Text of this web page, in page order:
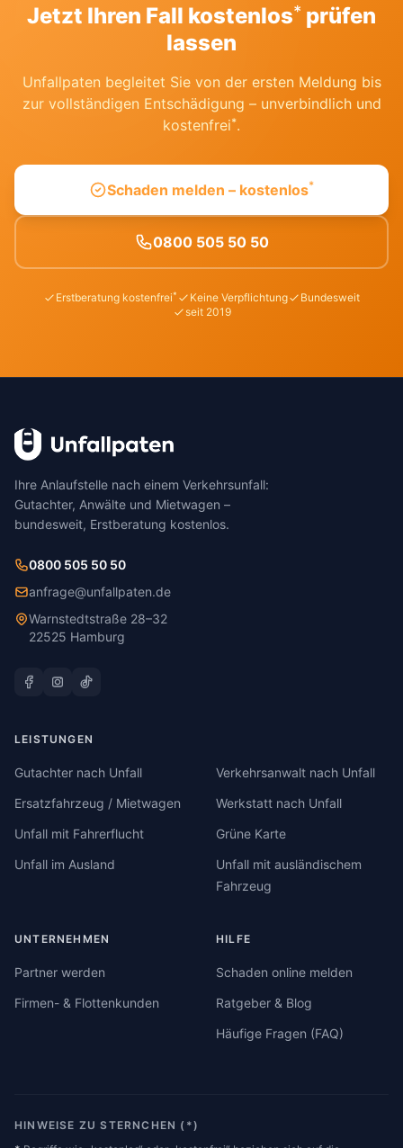
Jetzt Ihren Fall kostenlos* prüfen
lassen
Unfallpaten begleitet Sie von der ersten Meldung bis
zur vollständigen Entschädigung – unverbindlich und
kostenfrei*.
Schaden melden – kostenlos*
0800 505 50 50
Erstberatung kostenfrei* Keine Verpflichtung
Bundesweit
seit 2019
Ihre Anlaufstelle nach einem Verkehrsunfall:
Gutachter, Anwälte und Mietwagen –
bundesweit, Erstberatung kostenlos.
0800 505 50 50
anfrage@unfallpaten.de
Warnstedtstraße 28–32
22525 Hamburg
LEISTUNGEN
Gutachter nach Unfall
Verkehrsanwalt nach Unfall
Ersatzfahrzeug / Mietwagen
Werkstatt nach Unfall
Unfall mit Fahrerflucht
Grüne Karte
Unfall im Ausland
Unfall mit ausländischem
Fahrzeug
UNTERNEHMEN
Partner werden
Firmen- & Flottenkunden
HILFE
Schaden online melden
Ratgeber & Blog
Häufige Fragen (FAQ)
HINWEISE ZU STERNCHEN (*)